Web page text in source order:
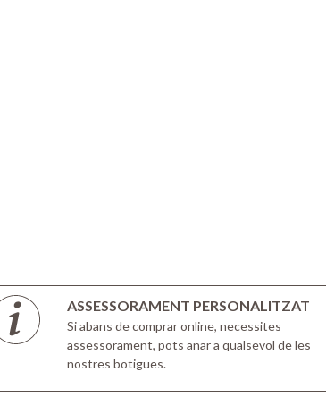
ASSESSORAMENT PERSONALITZAT
Si abans de comprar online, necessites
assessorament, pots anar a qualsevol de les
nostres botigues.